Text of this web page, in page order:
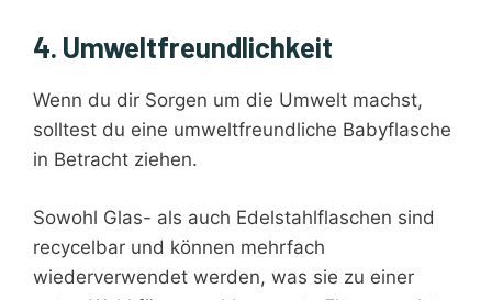
4. Umweltfreundlichkeit
Wenn du dir Sorgen um die Umwelt machst,
solltest du eine umweltfreundliche Babyflasche
in Betracht ziehen.
Sowohl Glas- als auch Edelstahlflaschen sind
recycelbar und können mehrfach
wiederverwendet werden, was sie zu einer